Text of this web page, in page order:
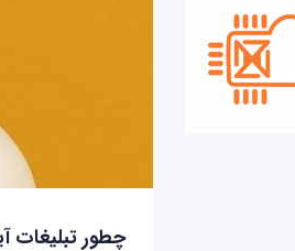
چطور تبلیغات